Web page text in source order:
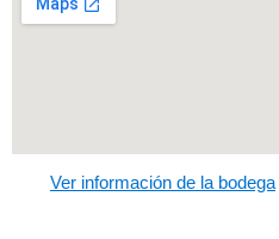
Ver información de la bodega